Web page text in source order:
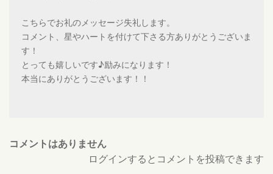
こちらでお礼のメッセージ失礼します。
コメント、星やハートを付けて下さる方ありがとうございま
す！
とっても嬉しいです♪励みになります！
本当にありがとうございます！！
コメントはありません
ログインするとコメントを投稿できます